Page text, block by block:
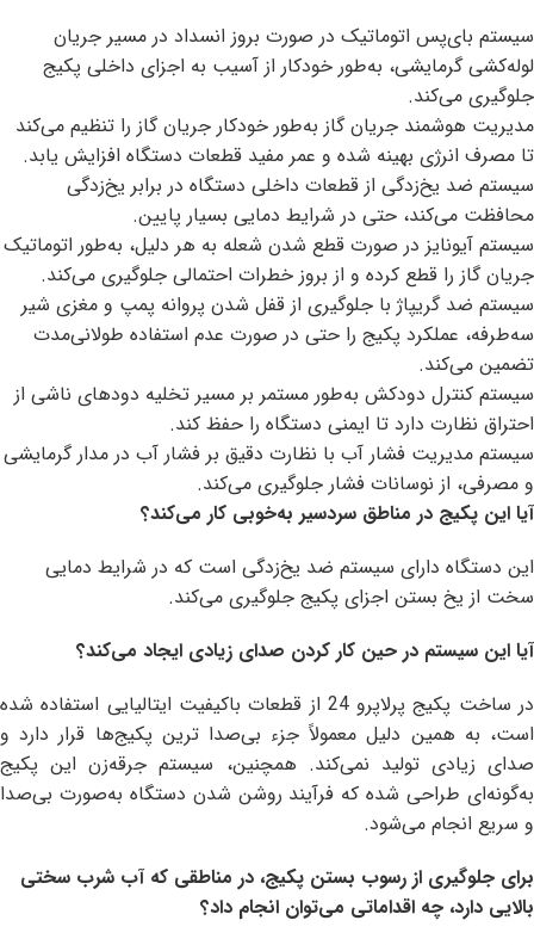
سیستم بای‌پس اتوماتیک در صورت بروز انسداد در مسیر جریان
لوله‌کشی گرمایشی، به‌طور خودکار از آسیب به اجزای داخلی پکیج
جلوگیری می‌کند.
مدیریت هوشمند جریان گاز به‌طور خودکار جریان گاز را تنظیم می‌کند
تا مصرف انرژی بهینه شده و عمر مفید قطعات دستگاه افزایش یابد.
سیستم ضد یخ‌زدگی از قطعات داخلی دستگاه در برابر یخ‌زدگی
محافظت می‌کند، حتی در شرایط دمایی بسیار پایین.
سیستم آیونایز در صورت قطع شدن شعله به هر دلیل، به‌طور اتوماتیک
جریان گاز را قطع کرده و از بروز خطرات احتمالی جلوگیری می‌کند.
سیستم ضد گریپاژ با جلوگیری از قفل شدن پروانه پمپ و مغزی شیر
سه‌طرفه، عملکرد پکیج را حتی در صورت عدم استفاده طولانی‌مدت
تضمین می‌کند.
سیستم کنترل دودکش به‌طور مستمر بر مسیر تخلیه دودهای ناشی از
احتراق نظارت دارد تا ایمنی دستگاه را حفظ کند.
سیستم مدیریت فشار آب با نظارت دقیق بر فشار آب در مدار گرمایشی
و مصرفی، از نوسانات فشار جلوگیری می‌کند.
آیا این پکیج در مناطق سردسیر به‌خوبی کار می‌کند؟
این دستگاه دارای سیستم ضد یخ‌زدگی است که در شرایط دمایی
سخت از یخ بستن اجزای پکیج جلوگیری می‌کند.
آیا این سیستم در حین کار کردن صدای زیادی ایجاد می‌کند؟
در ساخت پکیج پرلاپرو 24 از قطعات باکیفیت ایتالیایی استفاده شده
است، به همین دلیل معمولاً جزء بی‌صدا ترین پکیج‌ها قرار دارد و
صدای زیادی تولید نمی‌کند. همچنین، سیستم جرقه‌زن این پکیج
به‌گونه‌ای طراحی شده که فرآیند روشن شدن دستگاه به‌صورت بی‌صدا
و سریع انجام می‌شود.
برای جلوگیری از رسوب بستن پکیج، در مناطقی که آب شرب سختی
بالایی دارد، چه اقداماتی می‌توان انجام داد؟